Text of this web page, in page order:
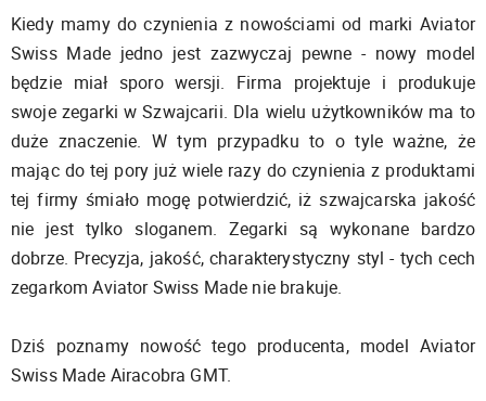
Kiedy mamy do czynienia z nowościami od marki Aviator
Swiss Made jedno jest zazwyczaj pewne - nowy model
będzie miał sporo wersji. Firma projektuje i produkuje
swoje zegarki w Szwajcarii. Dla wielu użytkowników ma to
duże znaczenie. W tym przypadku to o tyle ważne, że
mając do tej pory już wiele razy do czynienia z produktami
tej firmy śmiało mogę potwierdzić, iż szwajcarska jakość
nie jest tylko sloganem. Zegarki są wykonane bardzo
dobrze. Precyzja, jakość, charakterystyczny styl - tych cech
zegarkom Aviator Swiss Made nie brakuje.
Dziś poznamy nowość tego producenta, model Aviator
Swiss Made Airacobra GMT.